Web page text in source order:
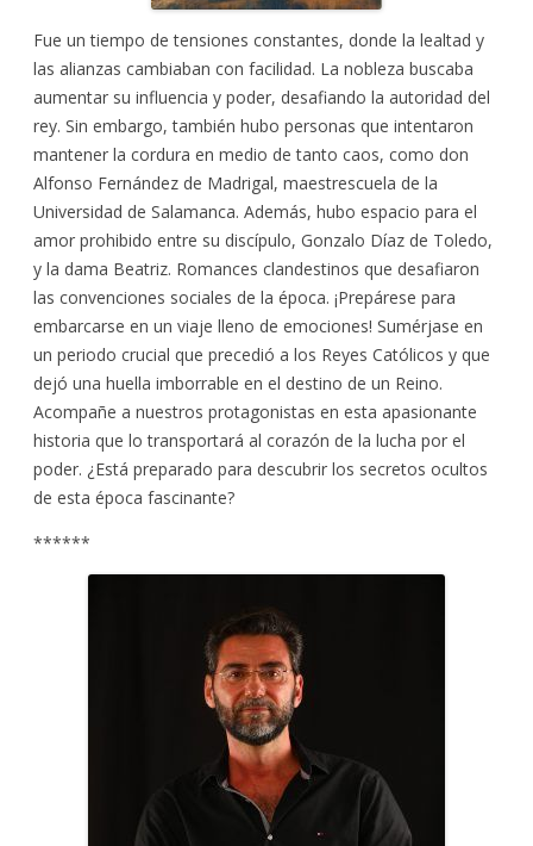
Fue un tiempo de tensiones constantes, donde la lealtad y
las alianzas cambiaban con facilidad. La nobleza buscaba
aumentar su influencia y poder, desafiando la autoridad del
rey. Sin embargo, también hubo personas que intentaron
mantener la cordura en medio de tanto caos, como don
Alfonso Fernández de Madrigal, maestrescuela de la
Universidad de Salamanca. Además, hubo espacio para el
amor prohibido entre su discípulo, Gonzalo Díaz de Toledo,
y la dama Beatriz. Romances clandestinos que desafiaron
las convenciones sociales de la época. ¡Prepárese para
embarcarse en un viaje lleno de emociones! Sumérjase en
un periodo crucial que precedió a los Reyes Católicos y que
dejó una huella imborrable en el destino de un Reino.
Acompañe a nuestros protagonistas en esta apasionante
historia que lo transportará al corazón de la lucha por el
poder. ¿Está preparado para descubrir los secretos ocultos
de esta época fascinante?
******